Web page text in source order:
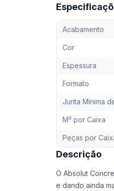
Acabamento
Cor
Espessura
Formato
Junta Mínima
M² por Caixa
Peças por
Descrição
O Absolut
e dando ainda